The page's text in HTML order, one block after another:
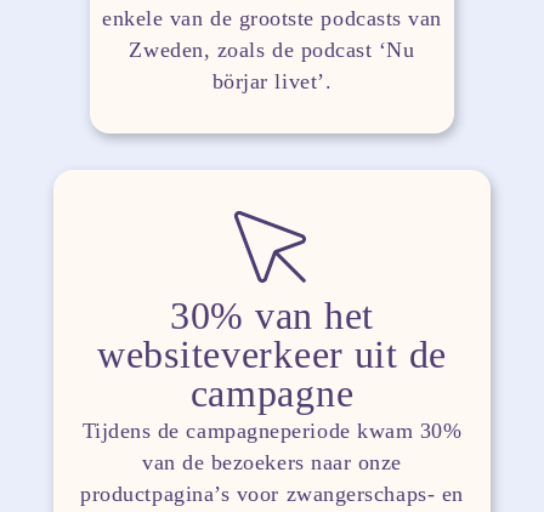
enkele van de grootste podcasts van
Zweden, zoals de podcast ‘Nu
börjar livet’.
30% van het
websiteverkeer uit de
campagne
Tijdens de campagneperiode kwam 30%
van de bezoekers naar onze
productpagina’s voor zwangerschaps- en